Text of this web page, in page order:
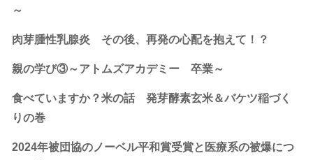
～
肉芽腫性乳腺炎 その後、再発の心配を抱えて！？
親の学び③～アトムズアカデミー 卒業～
食べていますか？米の話 発芽酵素玄米＆バケツ稲づく
りの巻
2024年被団協のノーベル平和賞受賞と医療系の被爆につ